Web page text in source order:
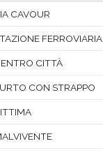
CAVOUR
FERROVIARIA
CITTÀ
CON STRAPPO